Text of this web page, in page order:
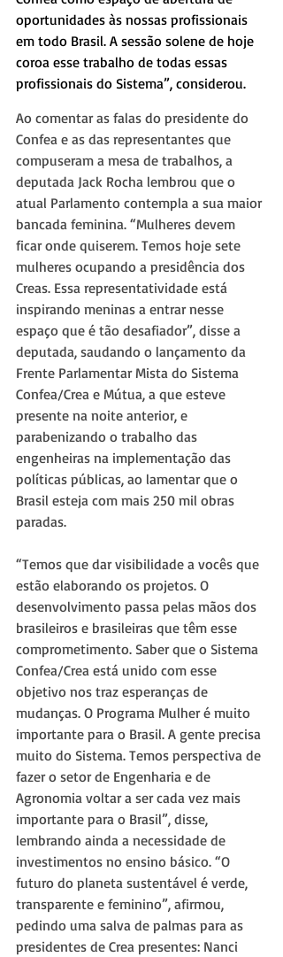
oportunidades às nossas profissionais
em todo Brasil. A sessão solene de hoje
coroa esse trabalho de todas essas
profissionais do Sistema”, considerou.
Ao comentar as falas do presidente do
Confea e as das representantes que
compuseram a mesa de trabalhos, a
deputada Jack Rocha lembrou que o
atual Parlamento contempla a sua maior
bancada feminina. “Mulheres devem
ficar onde quiserem. Temos hoje sete
mulheres ocupando a presidência dos
Creas. Essa representatividade está
inspirando meninas a entrar nesse
espaço que é tão desafiador”, disse a
deputada, saudando o lançamento da
Frente Parlamentar Mista do Sistema
Confea/Crea e Mútua, a que esteve
presente na noite anterior, e
parabenizando o trabalho das
engenheiras na implementação das
políticas públicas, ao lamentar que o
Brasil esteja com mais 250 mil obras
paradas.
“Temos que dar visibilidade a vocês que
estão elaborando os projetos. O
desenvolvimento passa pelas mãos dos
brasileiros e brasileiras que têm esse
comprometimento. Saber que o Sistema
Confea/Crea está unido com esse
objetivo nos traz esperanças de
mudanças. O Programa Mulher é muito
importante para o Brasil. A gente precisa
muito do Sistema. Temos perspectiva de
fazer o setor de Engenharia e de
Agronomia voltar a ser cada vez mais
importante para o Brasil”, disse,
lembrando ainda a necessidade de
investimentos no ensino básico. “O
futuro do planeta sustentável é verde,
transparente e feminino”, afirmou,
pedindo uma salva de palmas para as
presidentes de Crea presentes: Nanci